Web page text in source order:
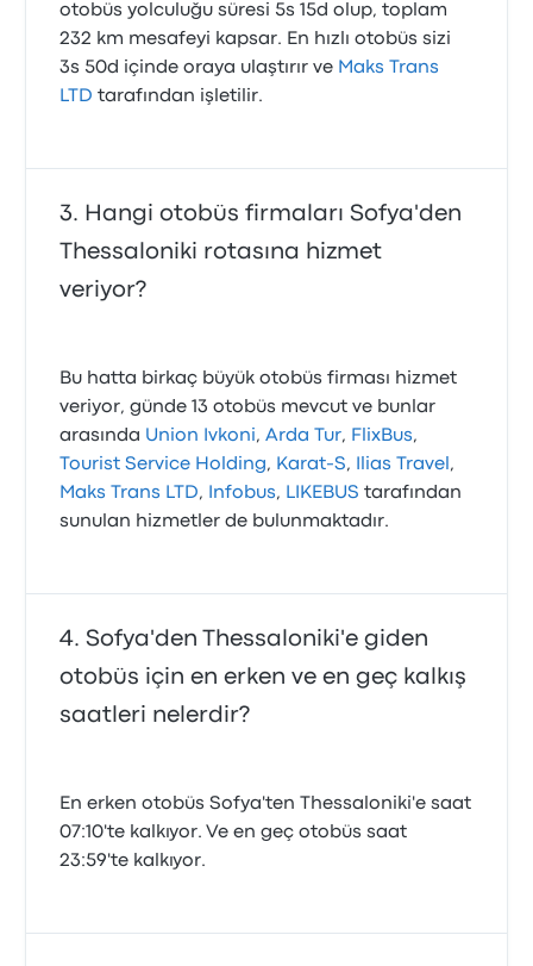
otobüs yolculuğu süresi 5s 15d olup, toplam
232 km mesafeyi kapsar. En hızlı otobüs sizi
3s 50d içinde oraya ulaştırır ve Maks Trans
LTD tarafından işletilir.
Hangi otobüs firmaları Sofya'den
Thessaloniki rotasına hizmet
veriyor?
Bu hatta birkaç büyük otobüs firması hizmet
veriyor, günde 13 otobüs mevcut ve bunlar
arasında Union Ivkoni,Arda Tur, FlixBus,
Tourist Service Holding, Karat-S, Ilias Travel ,
Maks Trans LTD, Infobus, LIKEBUS tarafından
sunulan hizmetler de bulunmaktadır.
Sofya'den Thessaloniki'e giden
otobüs için en erken ve en geç kalkış
saatleri nelerdir?
En erken otobüs Sofya'ten Thessaloniki'e saat
07:10'te kalkıyor. Ve en geç otobüs saat
23:59'te kalkıyor.